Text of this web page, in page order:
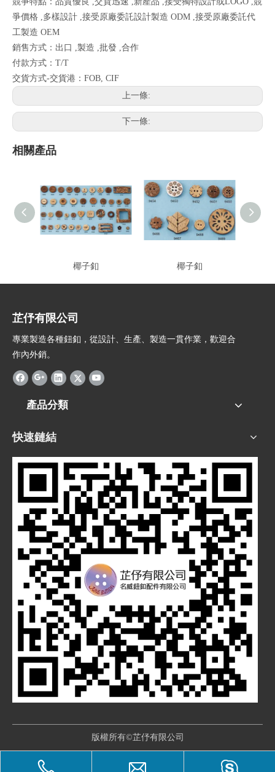
爭價格 ,多樣設計 ,接受原廠委託設計製造 ODM ,接受原廠委託代
工製造 OEM
銷售方式：出口 ,製造 ,批發 ,合作
付款方式：T/T
交貨方式-交貨港：FOB, CIF
上一條:
下一條:
相關產品
椰子釦 椰子釦
芷伃有限公司
專業製造各種鈕釦，從設計、生產、製造一貫作業，歡迎合
作內外銷。
產品分類
快速鏈結
版權所有©芷伃有限公司